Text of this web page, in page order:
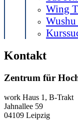
Wing
Kontakt
Zentrum für
work Haus 1, B-Trakt
Jahnallee 59
04109 Leipzig